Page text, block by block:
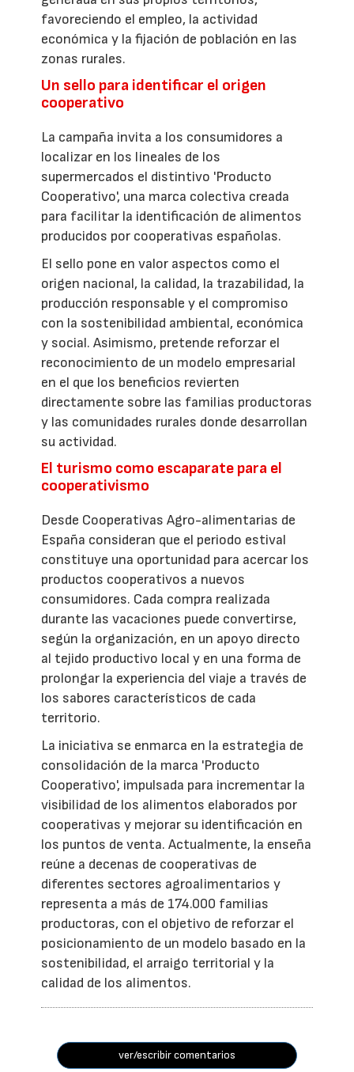
favoreciendo el empleo, la actividad
económica y la fijación de población en las
zonas rurales.
Un sello para identificar el origen
cooperativo
La campaña invita a los consumidores a
localizar en los lineales de los
supermercados el distintivo 'Producto
Cooperativo', una marca colectiva creada
para facilitar la identificación de alimentos
producidos por cooperativas españolas.
El sello pone en valor aspectos como el
origen nacional, la calidad, la trazabilidad, la
producción responsable y el compromiso
con la sostenibilidad ambiental, económica
y social. Asimismo, pretende reforzar el
reconocimiento de un modelo empresarial
en el que los beneficios revierten
directamente sobre las familias productoras
y las comunidades rurales donde desarrollan
su actividad.
El turismo como escaparate para el
cooperativismo
Desde Cooperativas Agro-alimentarias de
España consideran que el periodo estival
constituye una oportunidad para acercar los
productos cooperativos a nuevos
consumidores. Cada compra realizada
durante las vacaciones puede convertirse,
según la organización, en un apoyo directo
al tejido productivo local y en una forma de
prolongar la experiencia del viaje a través de
los sabores característicos de cada
territorio.
La iniciativa se enmarca en la estrategia de
consolidación de la marca 'Producto
Cooperativo', impulsada para incrementar la
visibilidad de los alimentos elaborados por
cooperativas y mejorar su identificación en
los puntos de venta. Actualmente, la enseña
reúne a decenas de cooperativas de
diferentes sectores agroalimentarios y
representa a más de 174.000 familias
productoras, con el objetivo de reforzar el
posicionamiento de un modelo basado en la
sostenibilidad, el arraigo territorial y la
calidad de los alimentos.
ver/escribir comentarios